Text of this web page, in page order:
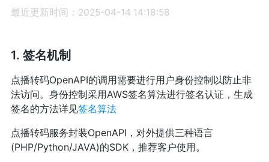
最近更新时间：2025-04-14 14:18:58
1. 签名机制
点播转码OpenAPI的调用需要进行用户身份控制以防止非
法访问。身份控制采用AWS签名算法进行签名认证，生成
签名的方法详见签名算法
点播转码服务封装OpenAPI，对外提供三种语言
(PHP/Python/JAVA)的SDK，推荐客户使用。